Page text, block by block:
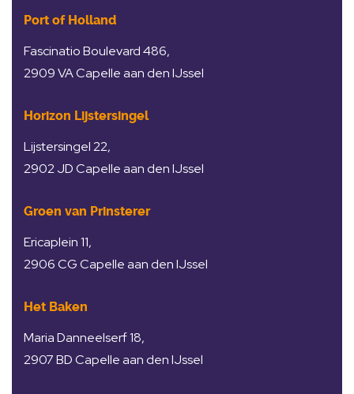
Port of Holland
Fascinatio Boulevard 486,
2909 VA Capelle aan den IJssel
Horizon Lijstersingel
Lijstersingel 22,
2902 JD Capelle aan den IJssel
Groen van Prinsterer
Ericaplein 11,
2906 CG Capelle aan den IJssel
Het Baken
Maria Danneelserf 18,
2907 BD Capelle aan den IJssel